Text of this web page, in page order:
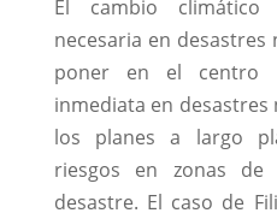
El cambio climático
necesaria en desastres
poner en el centro
inmediata en
los planes a largo
riesgos en zonas de
desastre. El caso de